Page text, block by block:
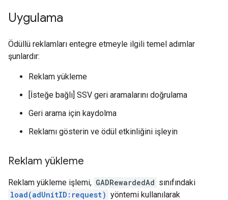
Uygulama
Ödüllü reklamları entegre etmeyle ilgili temel adımlar
şunlardır:
Reklam yükleme
[İsteğe bağlı] SSV geri aramalarını doğrulama
Geri arama için kaydolma
Reklamı gösterin ve ödül etkinliğini işleyin
Reklam yükleme
Reklam yükleme işlemi, GADRewardedAd sınıfındaki
load(adUnitID:request) yöntemi kullanılarak